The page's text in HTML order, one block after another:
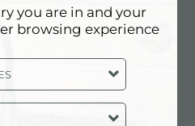
you are in and your
browsing experience